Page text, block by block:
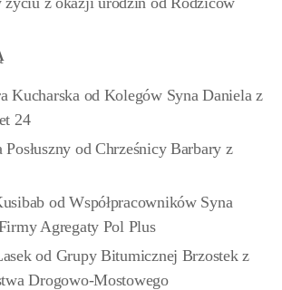
Kucharska od Kolegów Syna Daniela z
24
Posłuszny od Chrześnicy Barbary z
od Współpracowników Syna
Agregaty Pol Plus
od Grupy Bitumicznej Brzostek z
Drogowo-Mostowego